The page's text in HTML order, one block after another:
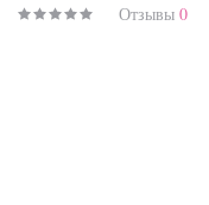
Отзывы 0